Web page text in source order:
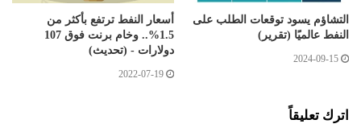
التشاؤم يسود توقعات الطلب على
النفط عالميًا (تقرير)
2024-09-15
أسعار النفط ترتفع بأكثر من
1.5%.. وخام برنت فوق 107
دولارات - (تحديث)
2022-07-19
اترك تعليقاً